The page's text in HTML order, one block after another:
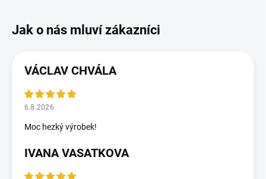
VÁCLAV CHVÁLA
6.8.2026
Moc hezký výrobek!
IVANA VASATKOVA